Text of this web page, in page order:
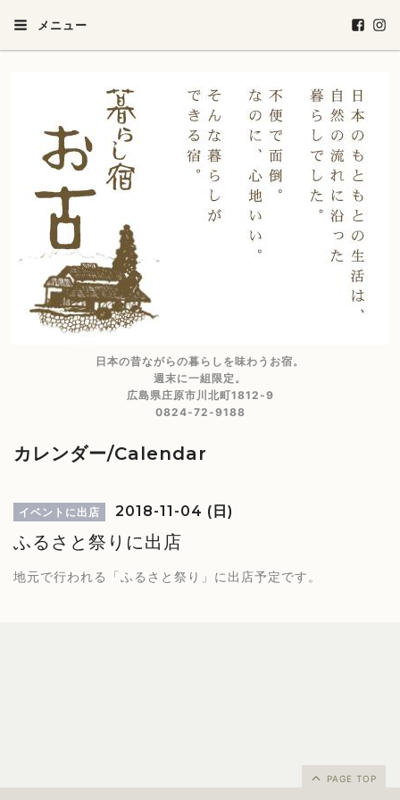
メニュー
日本の昔ながらの暮らしを味わうお宿。
週末に一組限定。
広島県庄原市川北町1812-9
0824-72-9188
カレンダー/Calendar
イベントに出店 2018-11-04 (日)
ふるさと祭りに出店
地元で行われる「ふるさと祭り」に出店予定です。
PAGE TOP